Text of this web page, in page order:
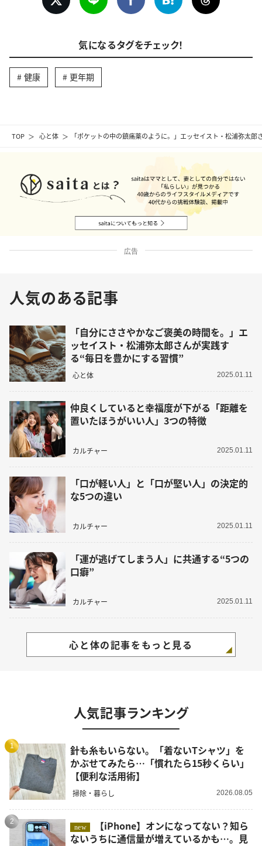
TOP 心と体 「ポケットの中の鎮痛薬のように。」エッセイスト・松浦弥太
気になるタグをチェック！
健康 更年期
広告
人気のある記事
「自分にささやかなご褒美の時間を。」エ
ッセイスト・松浦弥太郎さんが実践す
る“毎日を豊かにする習慣”
心と体 2025.01.11
仲良くしていると幸福度が下がる「距離を
置いたほうがいい人」3つの特徴
カルチャー 2025.01.11
「口が軽い人」と「口が堅い人」の決定的
な5つの違い
カルチャー 2025.01.11
「運が逃げてしまう人」に共通する“5つの
口癖”
カルチャー 2025.01.11
心と体の記事をもっと見る
人気記事ランキング
1
針も糸もいらない。「着ないTシャツ」を
かぶせてみたら…「慣れたら15秒くらい」
【便利な活用術】
掃除・暮らし 2026.08.05
2
new
ないうちに通信量が増えているかも…。見